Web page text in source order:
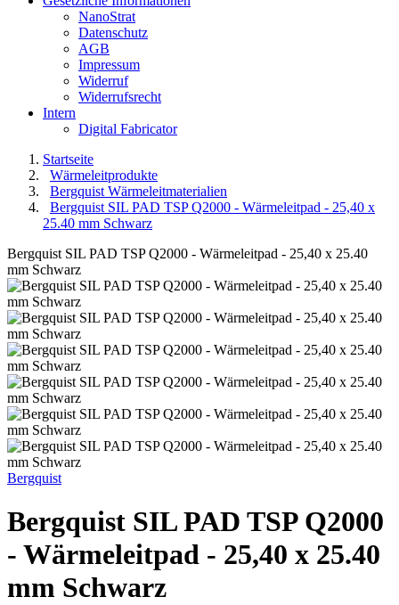
NanoStrat
Datenschutz
AGB
Impressum
Widerruf
Widerrufsrecht
Intern
Digital Fabricator
Startseite
Wärmeleitprodukte
Bergquist Wärmeleitmaterialien
Bergquist SIL PAD TSP Q2000 - Wärmeleitpad - 25,40 x
25.40 mm Schwarz
Bergquist SIL PAD TSP Q2000 - Wärmeleitpad - 25,40 x 25.40
mm Schwarz
Bergquist
Bergquist SIL PAD TSP Q2000
- Wärmeleitpad - 25,40 x 25.40
mm Schwarz